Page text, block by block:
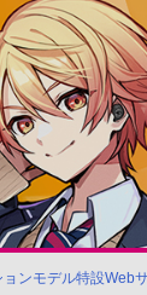
ンモデル特設Web